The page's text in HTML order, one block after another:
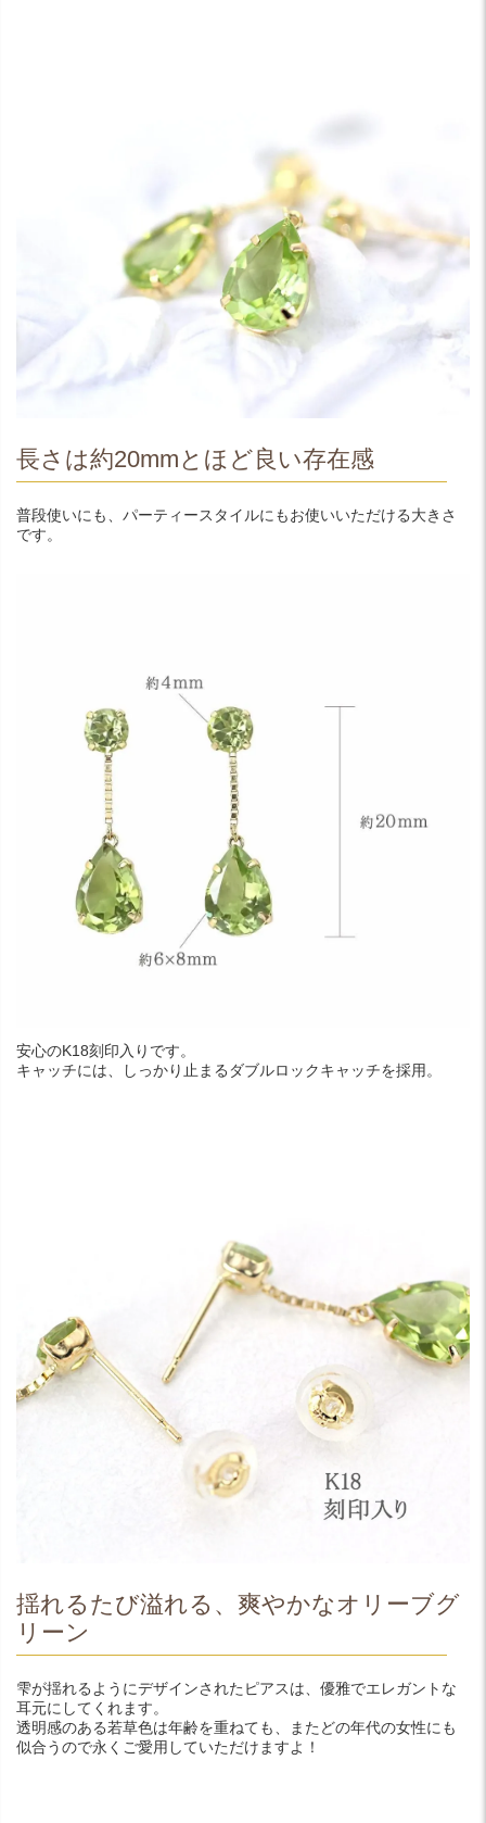
長さは約20mmとほど良い存在感
普段使いにも、パーティースタイルにもお使いいただける大きさ
です。
安心のK18刻印入りです。
キャッチには、しっかり止まるダブルロックキャッチを採用。
揺れるたび溢れる、爽やかなオリーブグ
リーン
雫が揺れるようにデザインされたピアスは、優雅でエレガントな
耳元にしてくれます。
透明感のある若草色は年齢を重ねても、またどの年代の女性にも
似合うので永くご愛用していただけますよ！